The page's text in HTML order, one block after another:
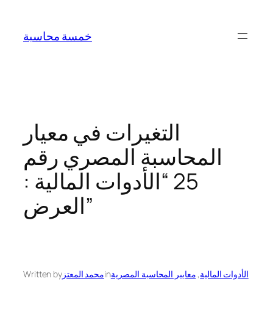
content
خمسة محاسبة
التغيرات في معيار
المحاسبة المصري رقم
25 “الأدوات المالية :
العرض”
Written by محمد المعتزin الأدوات المالية, معايير المحاسبة المصرية